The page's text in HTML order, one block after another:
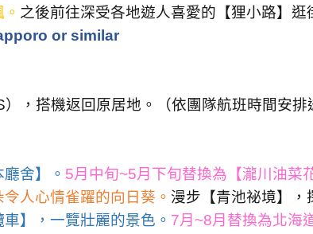
之後前往深受各地遊人喜愛的【狸小路】逛
or similar
），搭機返回原居地。（依團隊航班時間安排
舍】。 5月中旬~5月下旬替換為【瀧川油菜
人心情雀躍的向日葵。 漫步【青池祕境】，
】，一覽壯麗的景色。 7月 ~8月替換為北海